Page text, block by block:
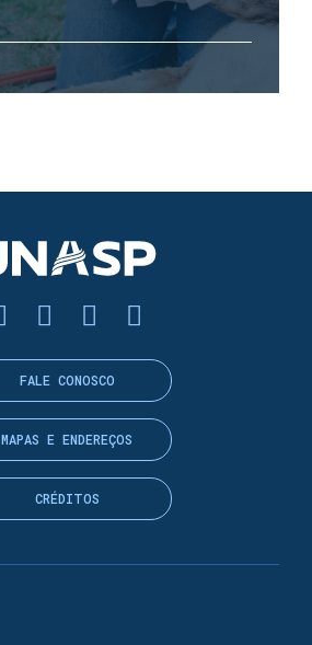
FALE CONOSCO
MAPAS E ENDEREÇOS
CRÉDITOS